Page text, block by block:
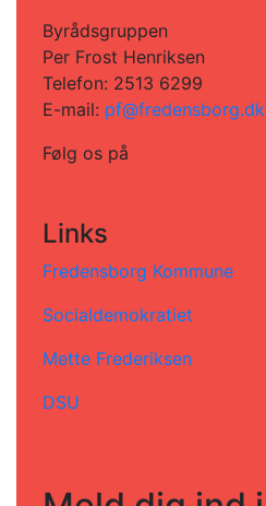
Byrådsgruppen
Per Frost Henriksen
Telefon: 2513 6299
E-mail: pf@fredensborg.dk
Følg os på
Links
Fredensborg Kommune
Socialdemokratiet
Mette Frederiksen
DSU